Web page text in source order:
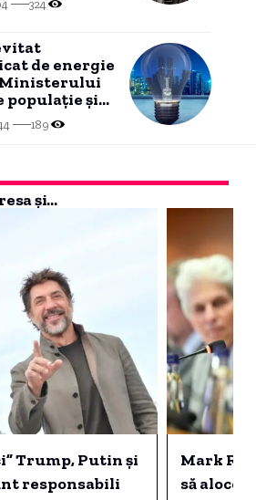
324
de energie
Ministerului
populație și
189
și...
Trump, Putin și
responsabili
Mark
să aloce